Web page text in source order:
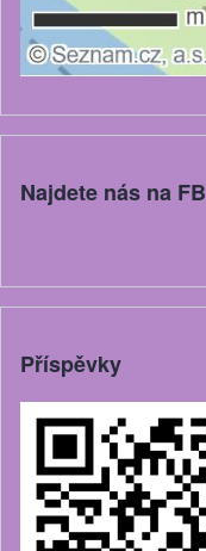
Najdete nás na FB
Příspěvky